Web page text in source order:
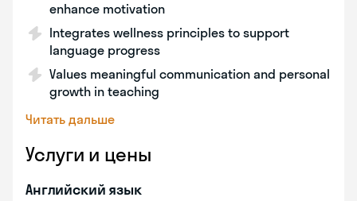
enhance motivation
Integrates wellness principles to support
language progress
Values meaningful communication and personal
growth in teaching
Читать дальше
Услуги и цены
Английский язык